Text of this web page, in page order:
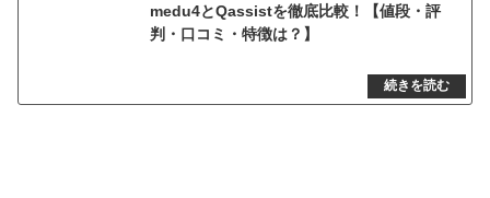
medu4とQassistを徹底比較！【値段・評
判・口コミ・特徴は？】